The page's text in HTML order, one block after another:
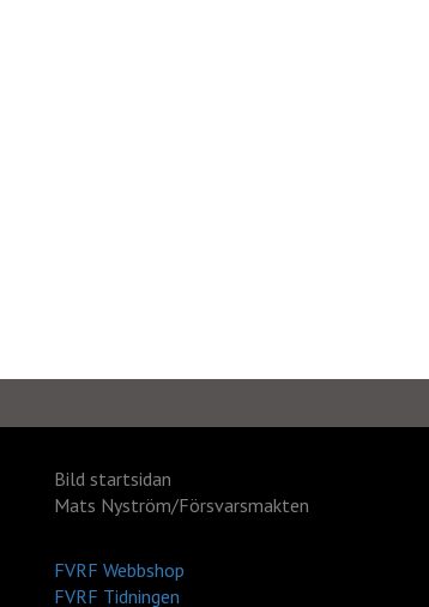
Bild startsidan
Mats Nyström/Försvarsmakten
FVRF Webbshop
FVRF Tidningen